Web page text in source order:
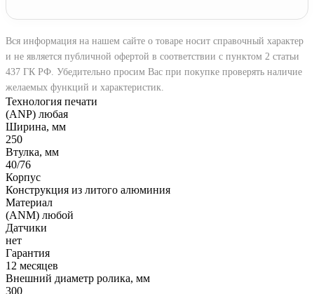
Вся информация на нашем сайте о товаре носит справочный характер
и не является публичной офертой в соответствии с пунктом 2 статьи
437 ГК РФ. Убедительно просим Вас при покупке проверять наличие
желаемых функций и характеристик.
Технология печати
(ANP) любая
Ширина, мм
250
Втулка, мм
40/76
Корпус
Конструкция из литого алюминия
Материал
(ANM) любой
Датчики
нет
Гарантия
12 месяцев
Внешний диаметр ролика, мм
300